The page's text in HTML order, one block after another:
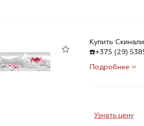
Купить
☎️+375 (29)
Подробнее
Узнать цену